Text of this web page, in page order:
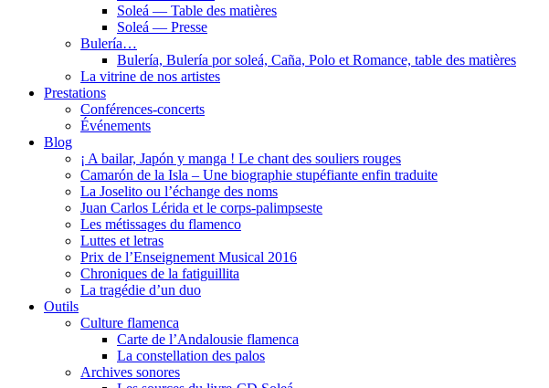
Soleá — Table des matières
Soleá — Presse
Bulería…
Bulería, Bulería por soleá, Caña, Polo et Romance, table des matières
La vitrine de nos artistes
Prestations
Conférences-concerts
Événements
Blog
¡ A bailar, Japón y manga ! Le chant des souliers rouges
Camarón de la Isla – Une biographie stupéfiante enfin traduite
La Joselito ou l’échange des noms
Juan Carlos Lérida et le corps-palimpseste
Les métissages du flamenco
Luttes et letras
Prix de l’Enseignement Musical 2016
Chroniques de la fatiguillita
La tragédie d’un duo
Outils
Culture flamenca
Carte de l’Andalousie flamenca
La constellation des palos
Archives sonores